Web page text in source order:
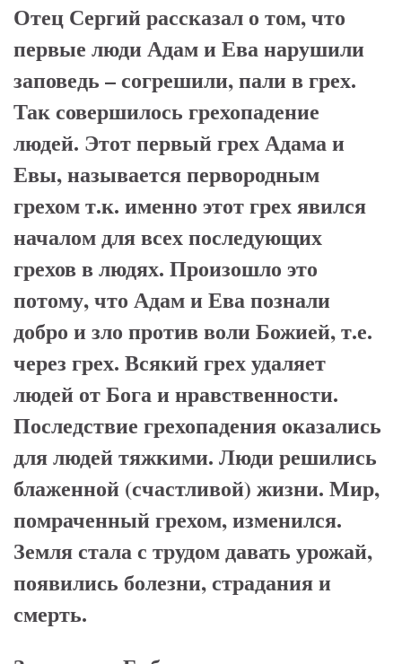
Отец Сергий рассказал о том, что
первые люди Адам и Ева нарушили
заповедь – согрешили, пали в грех.
Так совершилось грехопадение
людей. Этот первый грех Адама и
Евы, называется первородным
грехом т.к. именно этот грех явился
началом для всех последующих
грехов в людях. Произошло это
потому, что Адам и Ева познали
добро и зло против воли Божией, т.е.
через грех. Всякий грех удаляет
людей от Бога и нравственности.
Последствие грехопадения оказались
для людей тяжкими. Люди решились
блаженной (счастливой) жизни. Мир,
помраченный грехом, изменился.
Земля стала с трудом давать урожай,
появились болезни, страдания и
смерть.